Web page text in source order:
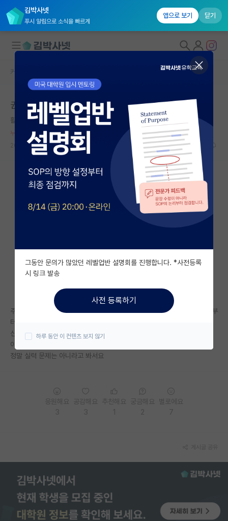
김박사넷
푸시 알림으로 소식을 빠르게
앱으로 보기 닫기
대학원생 모집
국내대학원 정보
연구실&오픈랩
커뮤니티
커뮤니티 홈
전체글보기
베스트 게시판
자유 게시판(아무개랩)
미국 유학 게시판
미국 대학원 합격 후기 게시판
대학원생 모집 게시판
연구실(PI) 홍보 게시판
인문사회 계열 게시판
특수/전문대학원 게시판
커뮤니티 홈
권력형 따돌림
활기찬 에이다 러브레이스
누적 신고가 50개 이상인 사용자입니다.
2026.05.07
26 2601
주변 연구실 홈페이지 들어가서 실적을 보면 이젠 보여요 누가 교수님으로부
터 따돌림 당하는 역할인지.
신입생들이 들어와도 보여요. 아 저 기수에선 쟤가 타겟이구나.
이거 왜 왕따 한명을 꼭 두는거죠?
정말 실력 문제는 아니라고 봐서요
그동안 문의가 많았던 레벨업반 설명회를 진행합니다. *사전등록
시 링크 발송
사전 등록하기
하루 동안 이 컨텐츠 보지 않기